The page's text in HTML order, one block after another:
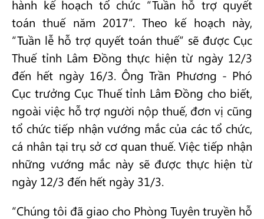
hành kế hoạch tổ chức “Tuần hỗ trợ quyết
toán thuế năm 2017”. Theo kế hoạch này,
“Tuần lễ hỗ trợ quyết toán thuế” sẽ được Cục
Thuế tỉnh Lâm Đồng thực hiện từ ngày 12/3
đến hết ngày 16/3. Ông Trần Phương - Phó
Cục trưởng Cục Thuế tỉnh Lâm Đồng cho biết,
ngoài việc hỗ trợ người nộp thuế, đơn vị cũng
tổ chức tiếp nhận vướng mắc của các tổ chức,
cá nhân tại trụ sở cơ quan thuế. Việc tiếp nhận
những vướng mắc này sẽ được thực hiện từ
ngày 12/3 đến hết ngày 31/3.
“Chúng tôi đã giao cho Phòng Tuyên truyền hỗ